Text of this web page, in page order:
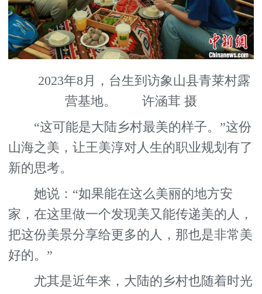
2023年8月，台生到访象山县青莱村露
营基地。 许涵茸 摄
“这可能是大陆乡村最美的样子。”这份
山海之美，让王美淳对人生的职业规划有了
新的思考。
她说：“如果能在这么美丽的地方安
家，在这里做一个发现美又能传递美的人，
把这份美景分享给更多的人，那也是非常美
好的。”
尤其是近年来，大陆的乡村也随着时光